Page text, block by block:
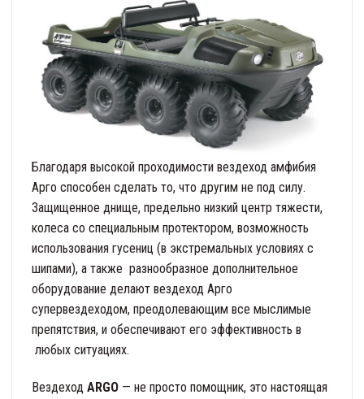
Благодаря высокой проходимости вездеход амфибия
Арго способен сделать то, что другим не под силу.
Защищенное днище, предельно низкий центр тяжести,
колеса со специальным протектором, возможность
использования гусениц (в экстремальных условиях c
шипами), а также разнообразное дополнительное
оборудование делают вездеход Арго
супервездеходом, преодолевающим все мыслимые
препятствия, и обеспечивают его эффективность в
любых ситуациях.
Вездеход ARGO — не просто помощник, это настоящая